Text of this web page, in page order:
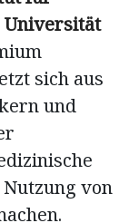
Universität
sich aus
und
von